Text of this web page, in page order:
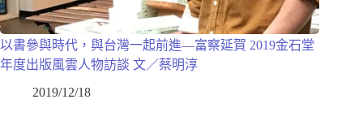
以書參與時代，與台灣一起前進—富察延賀 2019金石堂
年度出版風雲人物訪談 文／蔡明淳
2019/12/18